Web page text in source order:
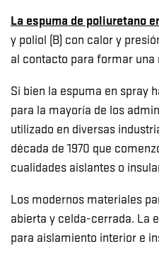
La espuma de poliuretano
y poliol (B) con calor y
al contacto para formar
Si bien la espuma en spray
para la mayoría de los
utilizado en diversas
década de 1970 que
cualidades aislantes o
Los modernos materiales
abierta y celda-cerrada. La
para aislamiento interior e